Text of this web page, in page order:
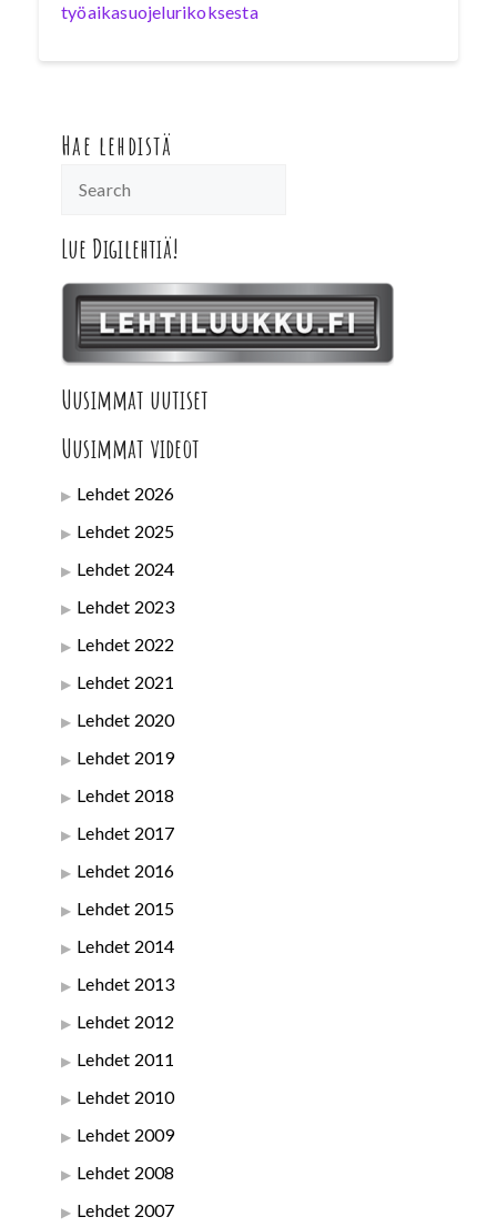
työaikasuojelurikoksesta
Hae lehdistä
Lue Digilehtiä!
Uusimmat uutiset
Uusimmat videot
Lehdet 2026
Lehdet 2025
Lehdet 2024
Lehdet 2023
Lehdet 2022
Lehdet 2021
Lehdet 2020
Lehdet 2019
Lehdet 2018
Lehdet 2017
Lehdet 2016
Lehdet 2015
Lehdet 2014
Lehdet 2013
Lehdet 2012
Lehdet 2011
Lehdet 2010
Lehdet 2009
Lehdet 2008
Lehdet 2007